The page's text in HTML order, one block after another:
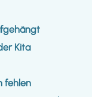
Kita
fehlen